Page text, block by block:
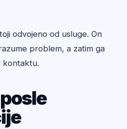
odvojeno od usluge. On
problem, a zatim ga
kontaktu.